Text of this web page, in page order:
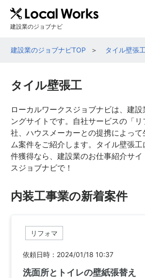
建設業のジョブナビ
建設業のジョブナビTOP タイル壁張工
タイル壁張工
ローカルワークスジョブナビは、建
ングサイトです。自社サービスの「
社、ハウスメーカーとの提携によっ
ム案件をご紹介します。タイル壁張
件獲得なら、建設業のお仕事紹介サイ
スジョブナビで！
内装工事業の新着案件
リフォマ
依頼日時：2024/01/18 10:37
洗面所とトイレの壁紙張替え